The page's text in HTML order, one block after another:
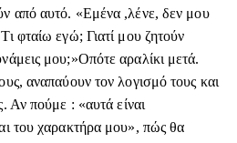
από αυτό. «Εμένα ,λένε, δεν μου
φταίω εγώ; Γιατί μου ζητούν
μου;»Οπότε αραλίκι μετά.
αναπαύουν τον λογισμό τους και
Αν πούμε : «αυτά είναι
του χαρακτήρα μου», πώς θα